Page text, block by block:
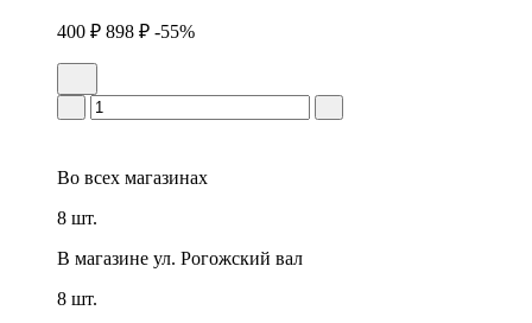
400 ₽ 898 ₽ -55%
Во всех магазинах
8 шт.
В магазине ул. Рогожский вал
8 шт.